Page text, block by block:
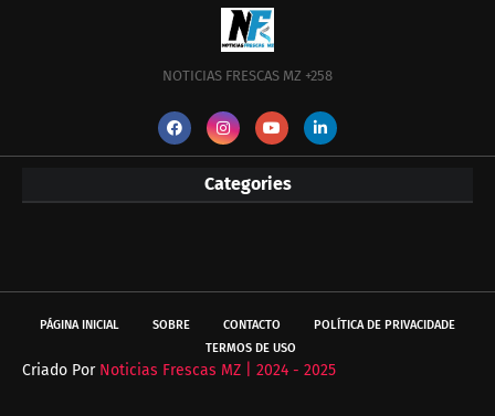
NOTICIAS FRESCAS MZ +258
Categories
PÁGINA INICIAL SOBRE CONTACTO
POLÍTICA DE PRIVACIDADE
TERMOS DE USO
Criado Por Noticias Frescas MZ | 2024 - 2025